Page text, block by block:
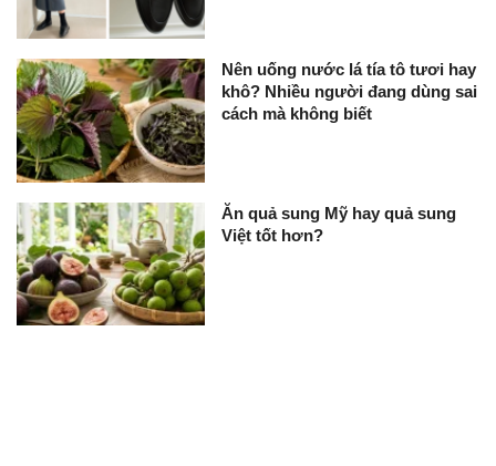
Nên uống nước lá tía tô tươi hay
khô? Nhiều người đang dùng sai
cách mà không biết
Ăn quả sung Mỹ hay quả sung
Việt tốt hơn?